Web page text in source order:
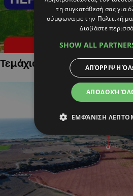
Τεμάχια Γης σε Οικιστικές
τη συγκατάθεσή σας για
σύμφωνα με την Πολιτική
Διαβάστε
SHOW ALL
ΑΠΟΔΟΧΉ
ΑΠΌΡΡΙΨΗ
ΕΜΦΆΝΙΣΗ